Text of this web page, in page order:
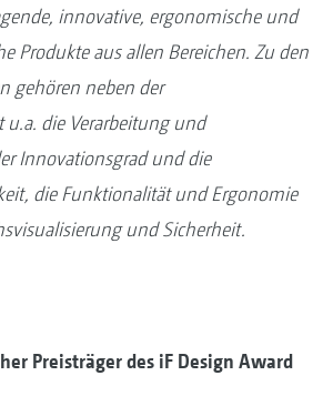
innovative, ergonomische und
Produkte aus allen Bereichen. Zu den
gehören neben der
u.a. die Verarbeitung und
Innovationsgrad und die
die Funktionalität und Ergonomie
und Sicherheit.
Preisträger des iF Design Award